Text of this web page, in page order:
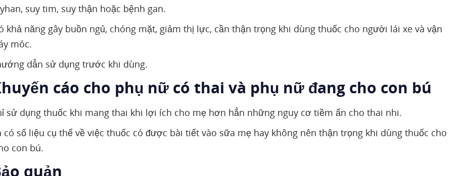
suy tim, suy thận hoặc bệnh gan.
khả năng gây buồn ngủ, chóng mặt, giảm thị lực, cần thận trọng khi dùng thuốc cho người lái xe và vận
móc.
dẫn sử dụng trước khi dùng.
cáo cho phụ nữ có thai và phụ nữ đang cho con bú
sử dụng thuốc khi mang thai khi lợi ích cho mẹ hơn hẳn những nguy cơ tiềm ẩn cho thai nhi.
có số liệu cụ thể về việc thuốc có được bài tiết vào sữa mẹ hay không nên thận trọng khi dùng thuốc cho
con bú.
quản